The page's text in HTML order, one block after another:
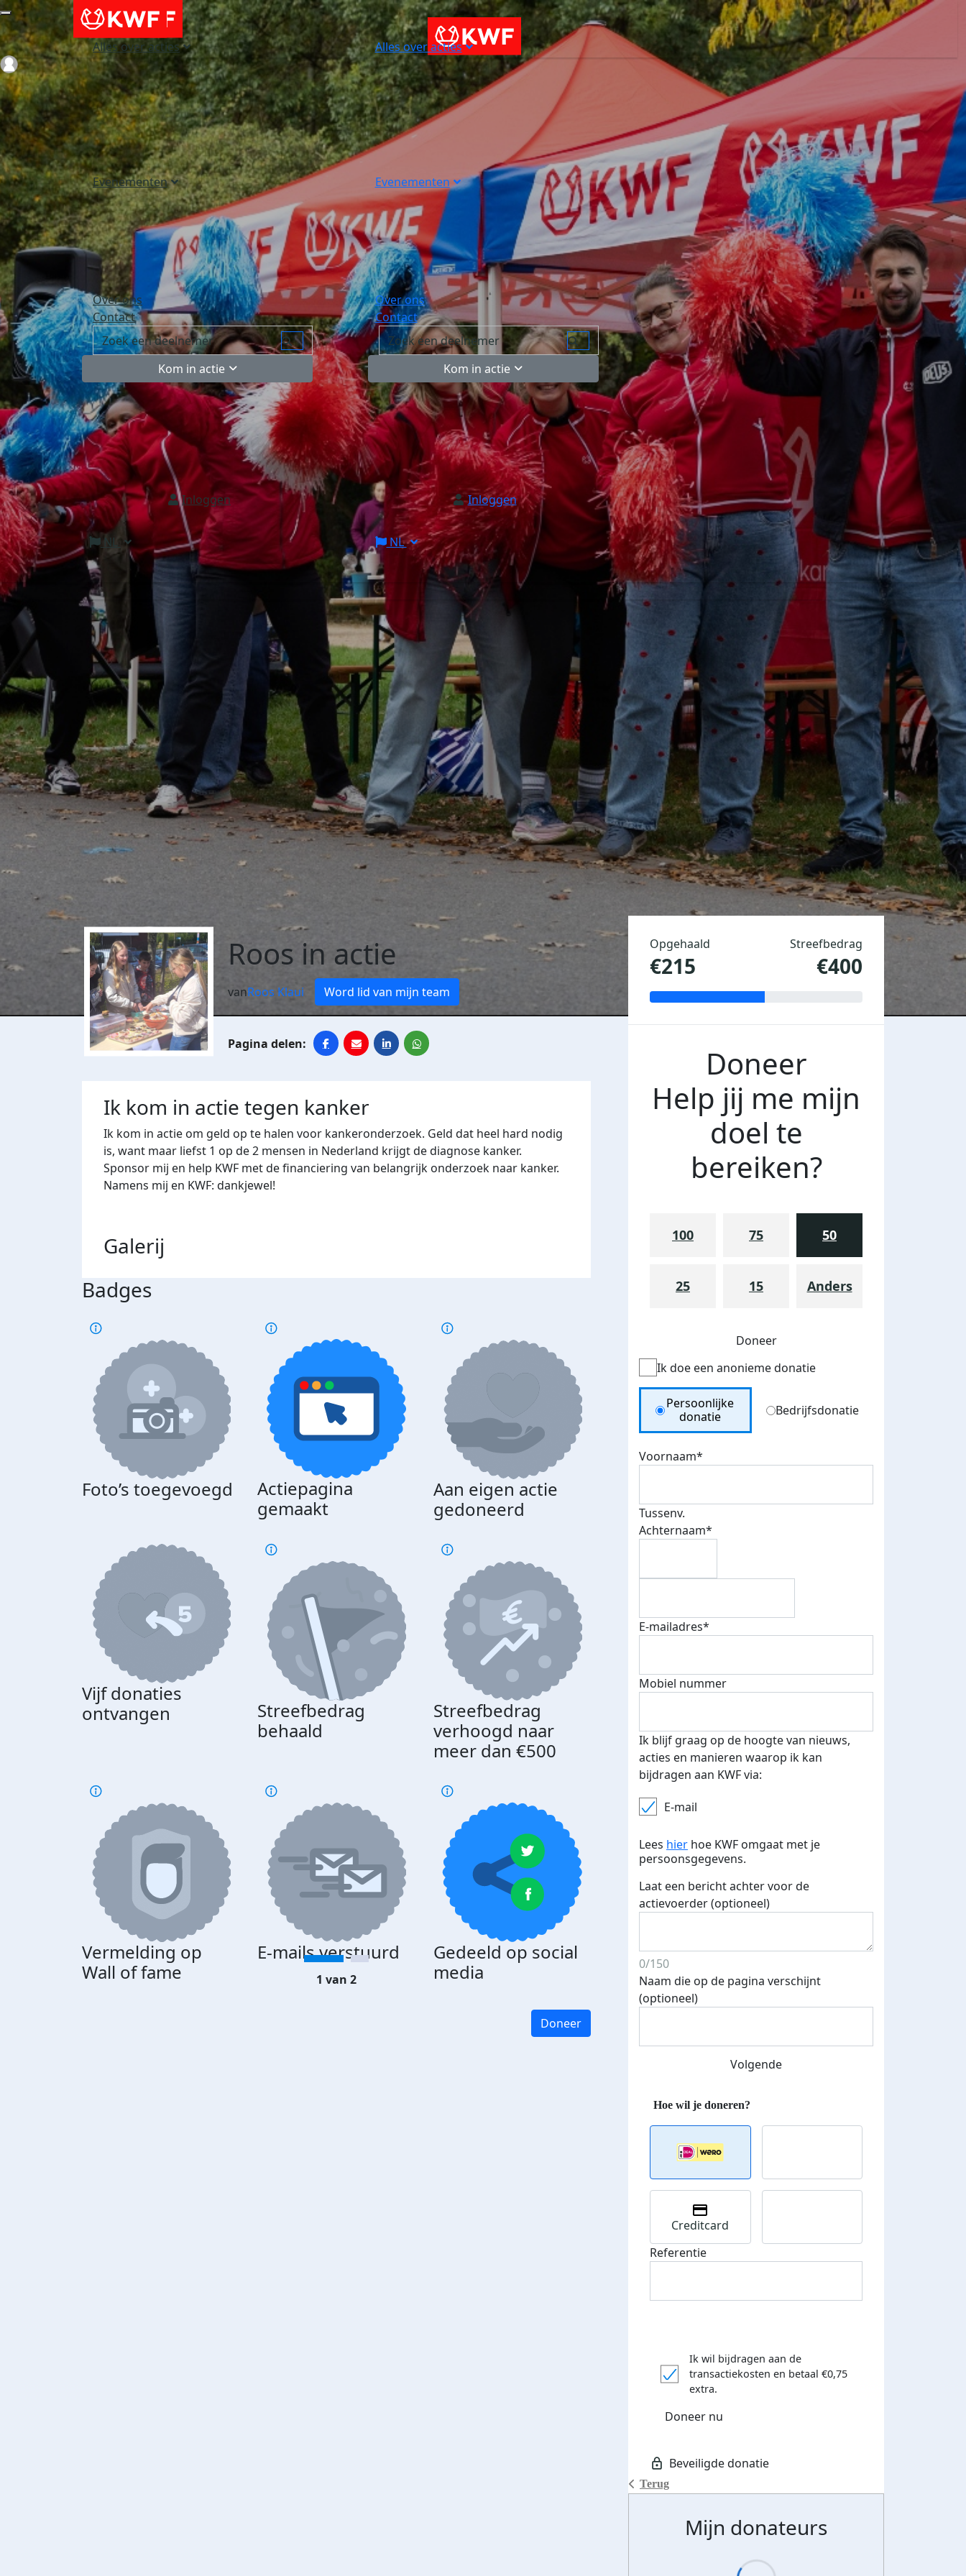
Alles over acties
Evenementen
Over ons
Contact
Kom in actie
Inloggen
NL
Alles over acties
Evenementen
Over ons
Contact
Kom in actie
Inloggen
NL
Login
Roos in actie
vanRoos Klaui Word lid van mijn team
Ik kom in actie tegen kanker
Ik kom in actie om geld op te halen voor kankeronderzoek. Geld dat heel hard nodig
is, want maar liefst 1 op de 2 mensen in Nederland krijgt de diagnose kanker.
Sponsor mij en help KWF met de financiering van belangrijk onderzoek naar kanker.
Namens mij en KWF: dankjewel!
Galerij
Badges
Foto’s toegevoegd
Actiepagina
gemaakt
Aan eigen actie
gedoneerd
Vijf donaties
ontvangen
Streefbedrag
behaald
Streefbedrag
verhoogd naar
meer dan €500
Vermelding op
Wall of fame
E-mails verstuurd
Gedeeld op social
media
bedankt
1 van 2
Doneer
Opgehaald
€215
Streefbedrag
€400
Doneer
Help jij me mijn
doel te
bereiken?
100 75 50
25 15 Anders
Doneer
Ik doe een anonieme donatie
Donation Type
Persoonlijke
donatie
Bedrijfsdonatie
Voornaam*
Tussenv.
Achternaam*
E-mailadres*
Mobiel nummer
Ik blijf graag op de hoogte van nieuws,
acties en manieren waarop ik kan
bijdragen aan KWF via:
E-mail
Lees hier hoe KWF omgaat met je
persoonsgegevens.
Laat een bericht achter voor de
actievoerder (optioneel)
0/150
Naam die op de pagina verschijnt
(optioneel)
Volgende
Terug
Creditcard
Referentie
Ik wil bijdragen aan de
transactiekosten en betaal €0,75
extra.
Doneer nu
Mijn donateurs